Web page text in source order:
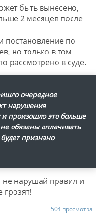
быть вынесено,
2 месяцев после
постановление по
но только в том
рассмотрено в суде.
очередное
нарушения
произошло это больше
обязаны оплачивать
признано
не нарушай правил и
504 просмотра